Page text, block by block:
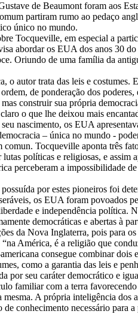
de Beaumont foram aos
partiram rumo ao pedaço
único no mundo.
Tocqueville, em especial a
abordar os EUA dos anos 30
Oriundo de uma família da
autor trata das leis e costumes.
de ponderação dos
construir sua própria
o que lhe deixou mais
nascimento, os EUA
– única no mundo -
comun. Tocqueville aponta três
políticas e religiosas, e
perceberam a impossibilidade
por estes pioneiros foi
os EUA foram povoados
e independência política.
democráticas e abertas à
da Nova Inglaterra, pois para
América, é a religião que
consegue combinar
como a garantia das leis e
por seu caráter democrático e
familiar com a terra
A própria inteligência
conhecimento necessário